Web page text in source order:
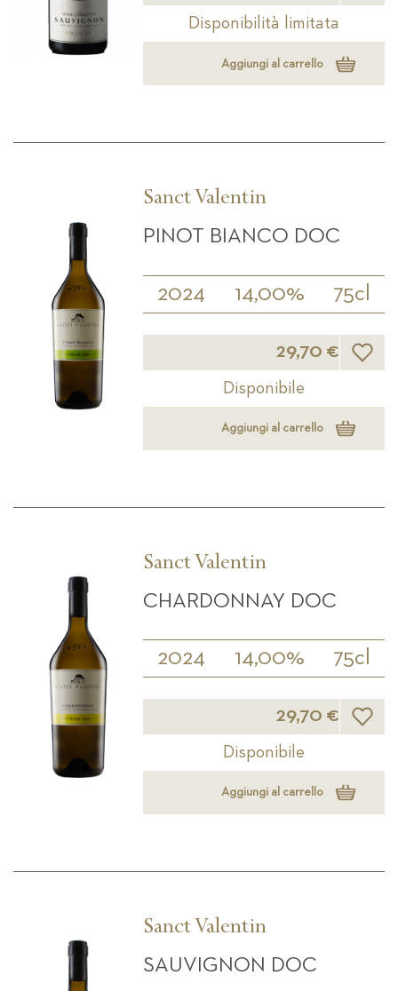
Disponibilità limitata
Aggiungi al carrello
Sanct Valentin
PINOT BIANCO DOC
2024 14,00% 75cl
29,70 €
Disponibile
Aggiungi al carrello
Sanct Valentin
CHARDONNAY DOC
2024 14,00% 75cl
29,70 € Lista
Disponibile
Aggiungi al carrello
Sanct Valentin
SAUVIGNON DOC